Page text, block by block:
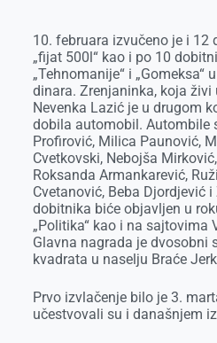
r
10. februara izvučeno je i
„fijat 500l“ kao i po 10
„Tehnomanije“ i „Gomeksa“
dinara. Zrenjaninka, koja živi
Nevenka Lazić je u drugom
dobila automobil. Autombile
Profirović, Milica Paunović,
Cvetkovski, Nebojša
Roksanda Armankarević,
Cvetanović, Beba Djordjević
dobitnika biće objavljen u
„Politika“ kao i na sajtovima
Glavna nagrada je dvosobni
kvadrata u naselju Braće
Prvo izvlačenje bilo je 3.
učestvovali su i današnjem